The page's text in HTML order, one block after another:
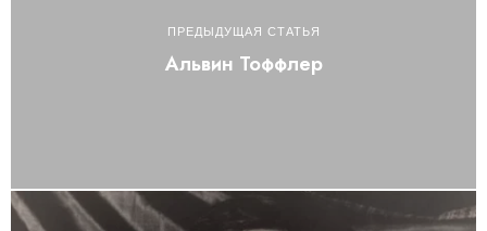
ПРЕДЫДУЩАЯ СТАТЬЯ
Альвин Тоффлер